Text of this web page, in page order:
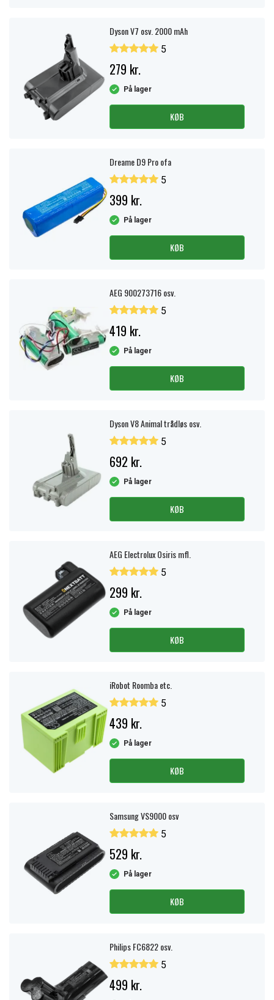
Dyson V7 osv. 2000 mAh
5
279 kr.
På lager
KØB
Dreame D9 Pro ofa
5
399 kr.
På lager
KØB
AEG 900273716 osv.
5
419 kr.
På lager
KØB
Dyson V8 Animal trådløs osv.
5
692 kr.
På lager
KØB
AEG Electrolux Osiris mfl.
5
299 kr.
På lager
KØB
iRobot Roomba etc.
5
439 kr.
På lager
KØB
Samsung VS9000 osv
5
529 kr.
På lager
KØB
Philips FC6822 osv.
5
499 kr.